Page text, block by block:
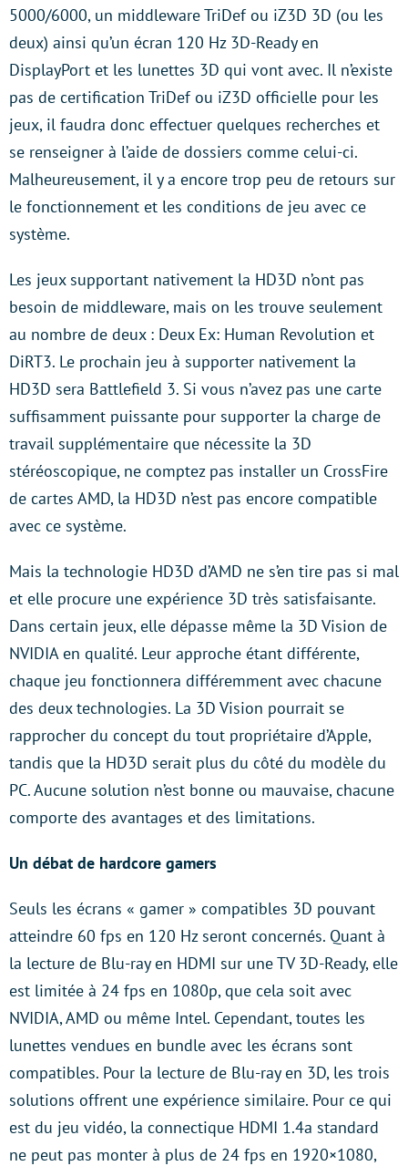
5000/6000, un middleware TriDef ou iZ3D 3D (ou les
deux) ainsi qu’un écran 120 Hz 3D-Ready en
DisplayPort et les lunettes 3D qui vont avec. Il n’existe
pas de certification TriDef ou iZ3D officielle pour les
jeux, il faudra donc effectuer quelques recherches et
se renseigner à l’aide de dossiers comme celui-ci.
Malheureusement, il y a encore trop peu de retours sur
le fonctionnement et les conditions de jeu avec ce
système.
Les jeux supportant nativement la HD3D n’ont pas
besoin de middleware, mais on les trouve seulement
au nombre de deux : Deux Ex: Human Revolution et
DiRT3. Le prochain jeu à supporter nativement la
HD3D sera Battlefield 3. Si vous n’avez pas une carte
suffisamment puissante pour supporter la charge de
travail supplémentaire que nécessite la 3D
stéréoscopique, ne comptez pas installer un CrossFire
de cartes AMD, la HD3D n’est pas encore compatible
avec ce système.
Mais la technologie HD3D d’AMD ne s’en tire pas si mal
et elle procure une expérience 3D très satisfaisante.
Dans certain jeux, elle dépasse même la 3D Vision de
NVIDIA en qualité. Leur approche étant différente,
chaque jeu fonctionnera différemment avec chacune
des deux technologies. La 3D Vision pourrait se
rapprocher du concept du tout propriétaire d’Apple,
tandis que la HD3D serait plus du côté du modèle du
PC. Aucune solution n’est bonne ou mauvaise, chacune
comporte des avantages et des limitations.
Un débat de hardcore gamers
Seuls les écrans « gamer » compatibles 3D pouvant
atteindre 60 fps en 120 Hz seront concernés. Quant à
la lecture de Blu-ray en HDMI sur une TV 3D-Ready, elle
est limitée à 24 fps en 1080p, que cela soit avec
NVIDIA, AMD ou même Intel. Cependant, toutes les
lunettes vendues en bundle avec les écrans sont
compatibles. Pour la lecture de Blu-ray en 3D, les trois
solutions offrent une expérience similaire. Pour ce qui
est du jeu vidéo, la connectique HDMI 1.4a standard
ne peut pas monter à plus de 24 fps en 1920×1080,